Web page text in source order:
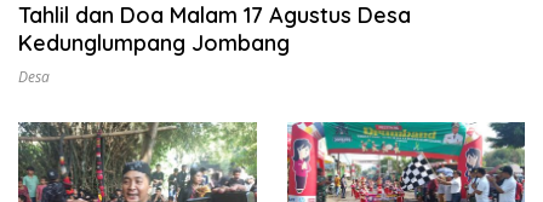
Tahlil dan Doa Malam 17 Agustus Desa
Kedunglumpang Jombang
Desa